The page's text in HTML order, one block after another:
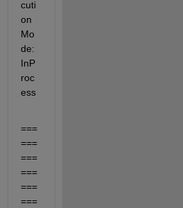
cuti
on
Mo
de:
InP
roc
ess
===
===
===
===
===
===